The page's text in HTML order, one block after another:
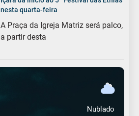
nesta quarta-feira
A Praça da Igreja Matriz será palco,
a partir desta
Nublado